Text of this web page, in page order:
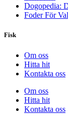
Dogopedia:
Foder För
Fisk
Om oss
Hitta hit
Kontakta oss
Om oss
Hitta hit
Kontakta oss